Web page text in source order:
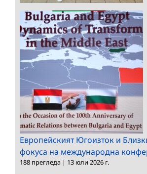
Европейският Югоизток и
фокуса на международна
188 прегледа | 13 юли 2026 г.